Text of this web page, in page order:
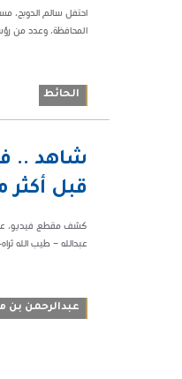
احتفل سالم الدوبح،
المحافظة، وعدد من
الحائط
شاهد ..
قبل أكثر من 35 عاما
عبدالله – طيب الله
عبدالرحمن بن